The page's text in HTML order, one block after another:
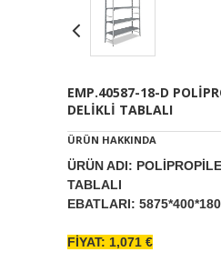
EMP.40587-18-D
DELİKLİ TABLALI
ÜRÜN HAKKINDA
ÜRÜN ADI:
TABLALI
EBATLARI:
FİYAT: 1,071 €